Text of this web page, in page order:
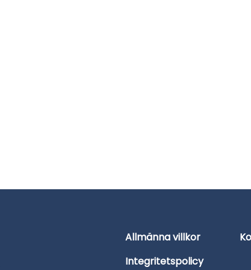
Allmänna villkor
Integritetspolicy